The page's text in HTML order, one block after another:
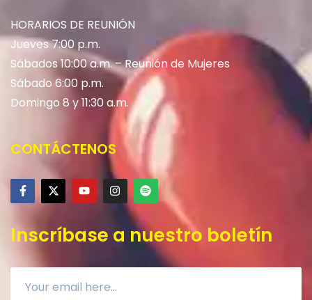
HORARIOS DE REUNIÓN
Jueves 7:00 p.m.
Sábados 10:00 a.m. – Reunión de Mujeres
Sábado 6:00 p.m.
Domingo 8 y 11:30 a.m.
CONTÁCTENOS
Inscríbase a nuestro boletín